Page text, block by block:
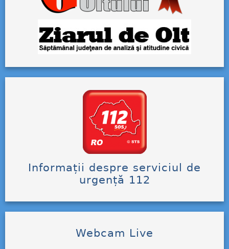
Informații despre serviciul de
urgență 112
Webcam Live